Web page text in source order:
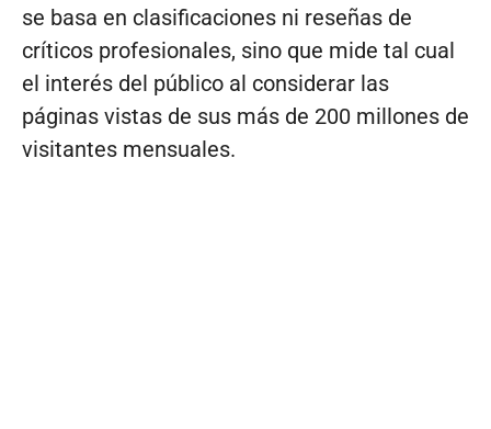
se basa en clasificaciones ni reseñas de
críticos profesionales, sino que mide tal cual
el interés del público al considerar las
páginas vistas de sus más de 200 millones de
visitantes mensuales.